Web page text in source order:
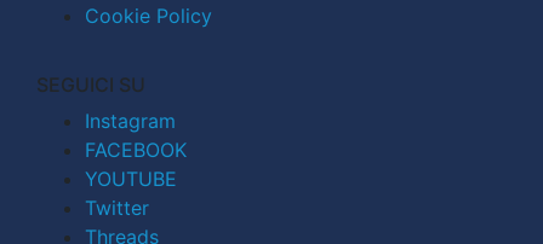
Cookie Policy
SEGUICI SU
Instagram
FACEBOOK
YOUTUBE
Twitter
Threads